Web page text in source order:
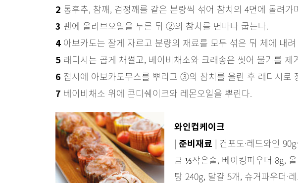
2 통후추, 참깨, 검정깨를 같은 분량씩 섞어 참치의 4면에 돌려가
3 팬에 올리브오일을 두른 뒤 ②의 참치를 면마다 굽는다.
4 아보카도는 잘게 자르고 분량의 재료를 모두 섞은 뒤 체에 내
5 래디시는 곱게 채썰고, 베이비채소와 크래송은 씻어 물기를 제
6 접시에 아보카도무스를 뿌리고 ③의 참치를 올린 후 래디시로
7 베이비채소 위에 콘디쉐이크와 레몬오일을 뿌린다.
와인컵케이크
| 준비재료 | 건포도·레드와인
금 ⅓작은술, 베이킹파우더 8g,
탕 240g, 달걀 5개, 슈거파우더·